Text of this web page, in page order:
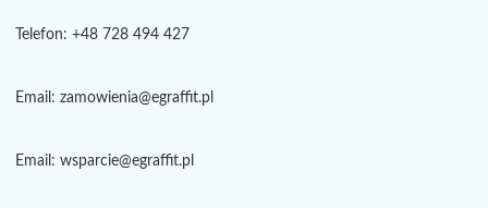
Telefon: +48 728 494 427
Email: zamowienia@egraffit.pl
Email: wsparcie@egraffit.pl